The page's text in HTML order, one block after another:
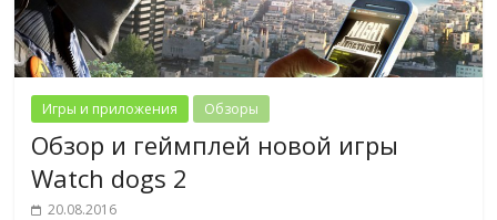
Игры и приложения Обзоры
Обзор и геймплей новой игры
Watch dogs 2
20.08.2016